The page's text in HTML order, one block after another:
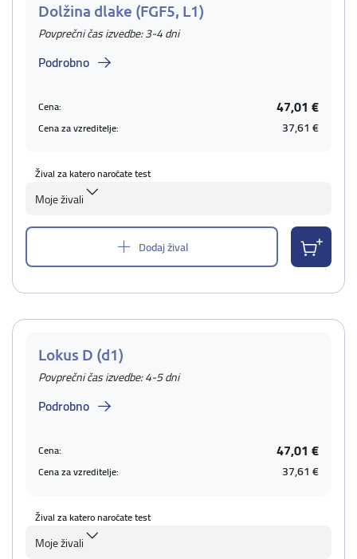
Dolžina dlake (FGF5, L1)
Povprečni čas izvedbe: 3-4 dni
Podrobno
Cena: 47,01 €
Cena za vzreditelje: 37,61 €
Žival za katero naročate test
Moje živali
Dodaj žival
Lokus D (d1)
Povprečni čas izvedbe: 4-5 dni
Podrobno
Cena: 47,01 €
Cena za vzreditelje: 37,61 €
Žival za katero naročate test
Moje živali